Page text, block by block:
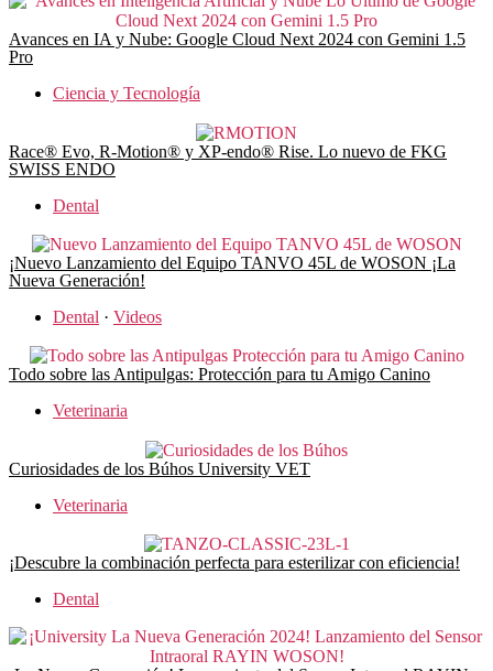
Avances en IA y Nube: Google Cloud Next 2024 con Gemini 1.5
Pro
Ciencia y Tecnología
Race® Evo, R-Motion® y XP-endo® Rise. Lo nuevo de FKG
SWISS ENDO
Dental
¡Nuevo Lanzamiento del Equipo TANVO 45L de WOSON ¡La
Nueva Generación!
Dental · Videos
Todo sobre las Antipulgas: Protección para tu Amigo Canino
Veterinaria
Curiosidades de los Búhos University VET
Veterinaria
¡Descubre la combinación perfecta para esterilizar con eficiencia!
Dental